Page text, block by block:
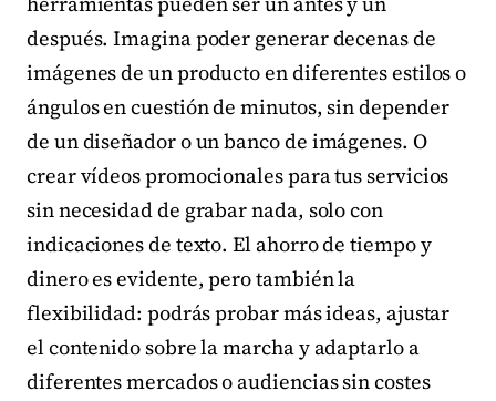
después. Imagina poder generar decenas de
imágenes de un producto en diferentes estilos o
ángulos en cuestión de minutos, sin depender
de un diseñador o un banco de imágenes. O
crear vídeos promocionales para tus servicios
sin necesidad de grabar nada, solo con
indicaciones de texto. El ahorro de tiempo y
dinero es evidente, pero también la
flexibilidad: podrás probar más ideas, ajustar
el contenido sobre la marcha y adaptarlo a
diferentes mercados o audiencias sin costes